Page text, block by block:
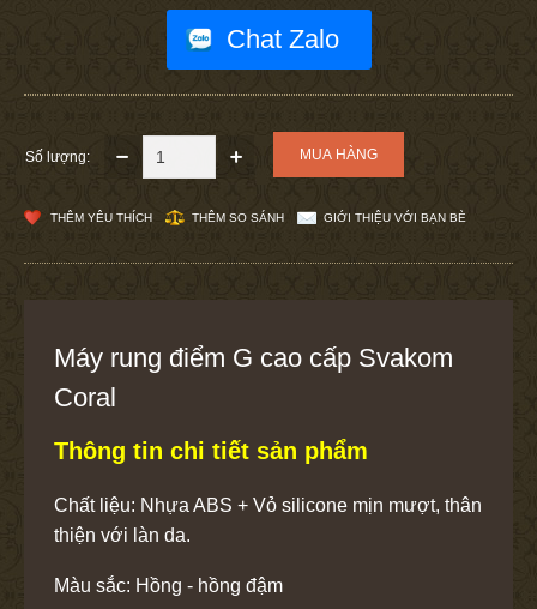
Chat Zalo
Số lượng:
THÊM YÊU THÍCH THÊM SO SÁNH GIỚI THIỆU VỚI BẠN BÈ
Máy rung điểm G cao cấp Svakom
Coral
Thông tin chi tiết sản phẩm
Chất liệu: Nhựa ABS + Vỏ silicone mịn mượt, thân
thiện với làn da.
Màu sắc: Hồng - hồng đậm